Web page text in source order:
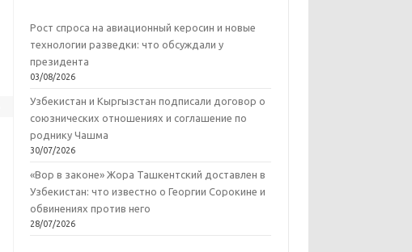
Рост спроса на авиационный керосин и новые
технологии разведки: что обсуждали у
президента
03/08/2026
Узбекистан и Кыргызстан подписали договор о
союзнических отношениях и соглашение по
роднику Чашма
30/07/2026
«Вор в законе» Жора Ташкентский доставлен в
Узбекистан: что известно о Георгии Сорокине и
обвинениях против него
28/07/2026